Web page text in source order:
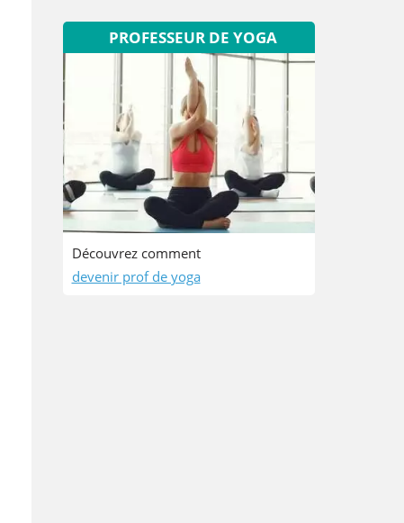
PROFESSEUR DE YOGA
Découvrez comment
devenir prof de yoga